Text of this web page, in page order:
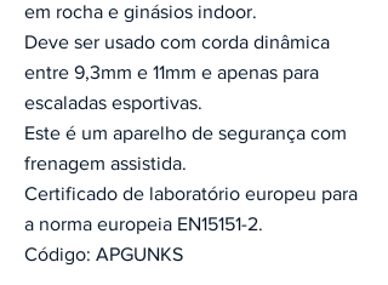
em rocha e ginásios indoor.
Deve ser usado com corda dinâmica
entre 9,3mm e 11mm e apenas para
escaladas esportivas.
Este é um aparelho de segurança com
frenagem assistida.
Certificado de laboratório europeu para
a norma europeia EN15151-2.
Código: APGUNKS